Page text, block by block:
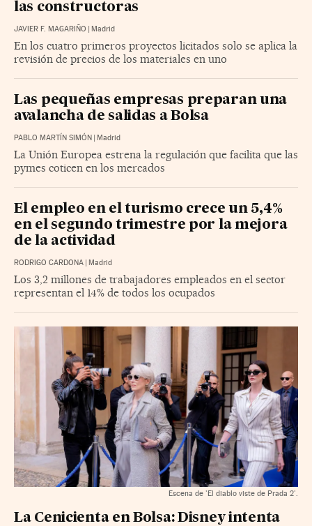
las constructoras
JAVIER F. MAGARIÑO Madrid
En los cuatro primeros proyectos licitados solo se aplica la
revisión de precios de los materiales en uno
Las pequeñas empresas preparan una
avalancha de salidas a Bolsa
PABLO MARTÍN SIMÓN Madrid
La Unión Europea estrena la regulación que facilita que las
pymes coticen en los mercados
El empleo en el turismo crece un 5,4%
en el segundo trimestre por la mejora
de la actividad
RODRIGO CARDONA Madrid
Los 3,2 millones de trabajadores empleados en el sector
representan el 14% de todos los ocupados
Escena de 'El diablo viste de Prada 2'.
La Cenicienta en Bolsa: Disney intenta